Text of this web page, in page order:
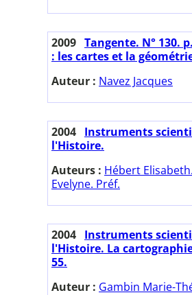
2009 Tangente. N° 130.
: les cartes et la
Auteur : Navez Jacques
2004 Instruments
l'Histoire.
Auteurs : Hébert
Evelyne. Préf.
2004 Instruments
l'Histoire. La
55.
Auteur : Gambin Marie-